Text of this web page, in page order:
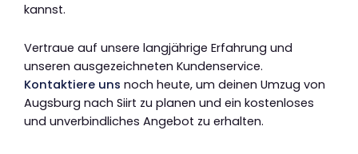
kannst.
Vertraue auf unsere langjährige Erfahrung und
unseren ausgezeichneten Kundenservice.
Kontaktiere uns noch heute, um deinen Umzug von
Augsburg nach Siirt zu planen und ein kostenloses
und unverbindliches Angebot zu erhalten.